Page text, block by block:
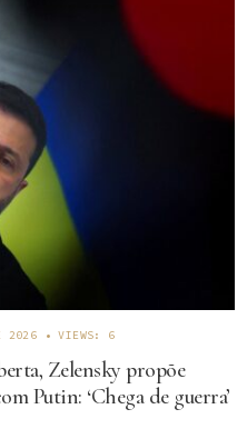
2026 •VIEWS: 6
Zelensky propõe
Putin: ‘Chega de guerra’